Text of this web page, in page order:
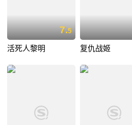
7.5
活死人黎明 复仇战姬